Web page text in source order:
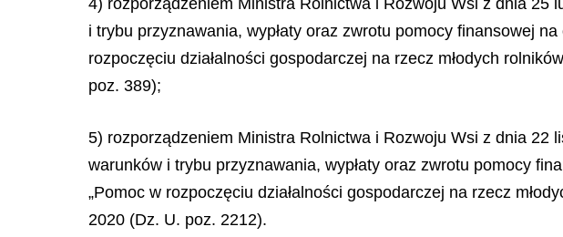
4) rozporządzeniem Ministra Rolnictwa i Rozwoju Wsi z dnia 25
i trybu przyznawania, wypłaty oraz zwrotu pomocy finansowej
rozpoczęciu działalności gospodarczej na rzecz młodych
poz. 389);
5) rozporządzeniem Ministra Rolnictwa i Rozwoju Wsi z dnia 22
warunków i trybu przyznawania, wypłaty oraz zwrotu pomocy
„Pomoc w rozpoczęciu działalności gospodarczej na rzecz
2020 (Dz. U. poz. 2212).